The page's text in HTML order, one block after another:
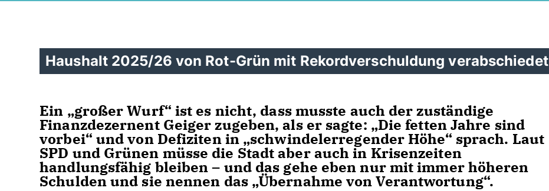
Haushalt 2025/26 von Rot-Grün mit Rekordverschuldung verabschiedet
Ein „großer Wurf“ ist es nicht, dass musste auch der zuständige
Finanzdezernent Geiger zugeben, als er sagte: „Die fetten Jahre sind
vorbei“ und von Defiziten in „schwindelerregender Höhe“ sprach. Laut
SPD und Grünen müsse die Stadt aber auch in Krisenzeiten
handlungsfähig bleiben – und das gehe eben nur mit immer höheren
Schulden und sie nennen das „Übernahme von Verantwortung“.